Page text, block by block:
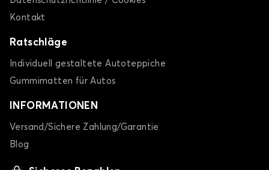
Kontakt
Ratschläge
Individuell gestaltete Autoteppiche
Gummimatten für Autos
INFORMATIONEN
Versand/Sichere Zahlung/Garantie
Blog